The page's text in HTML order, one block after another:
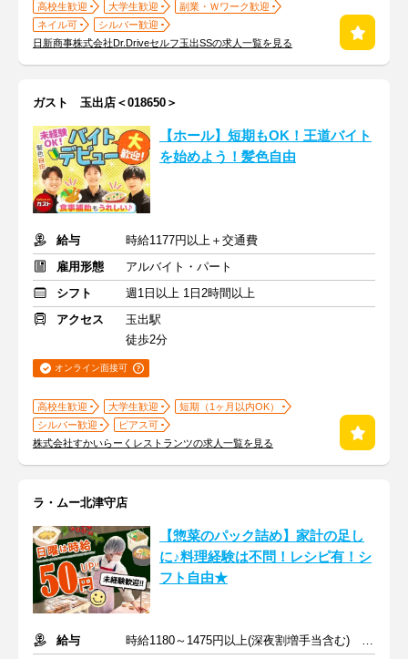
高校生歓迎 大学生歓迎
副業・Ｗワーク歓迎
ネイル可
シルバー歓迎
日新商事株式会社Dr.Driveセルフ玉出SSの求人一覧を見る
ガスト 玉出店＜018650＞
【ホール】短期もOK！王道バイト
を始めよう！髪色自由
給与
時給1177円以上＋交通費
雇用形態
アルバイト・パート
シフト
週1日以上 1日2時間以上
アクセス
玉出駅
徒歩2分
オンライン面接可
高校生歓迎 大学生歓迎
短期（1ヶ月以内OK）
シルバー歓迎
ピアス可
株式会社すかいらーくレストランツの求人一覧を見る
ラ・ムー北津守店
【惣菜のパック詰め】家計の足し
に♪料理経験は不問！レシピ有！シ
フト自由★
給与
時給1180～1475円以上(深夜割増手当含む) ※日曜日は時給＋50円